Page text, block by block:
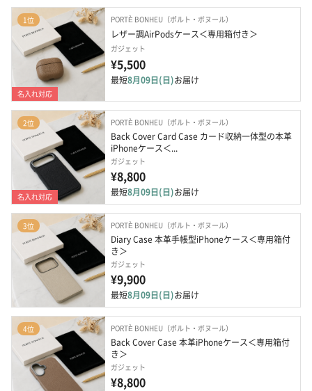
1位
名入れ対応
PORTÈ BONHEU（ポルト・ボヌール）
レザー調AirPodsケース＜専用箱付き＞
ガジェット
¥5,500
最短8月09日(日)お届け
2位
名入れ対応
PORTÈ BONHEU（ポルト・ボヌール）
Back Cover Card Case カード収納一体型の本革
iPhoneケース＜...
ガジェット
¥8,800
最短8月09日(日)お届け
3位 PORTÈ BONHEU（ポルト・ボヌール）
Diary Case 本革手帳型iPhoneケース＜専用箱付
き＞
ガジェット
¥9,900
最短8月09日(日)お届け
4位 PORTÈ BONHEU（ポルト・ボヌール）
Back Cover Case 本革iPhoneケース＜専用箱付
き＞
ガジェット
¥8,800